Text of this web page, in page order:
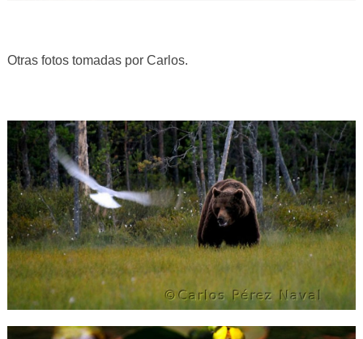
Otras fotos tomadas por Carlos.